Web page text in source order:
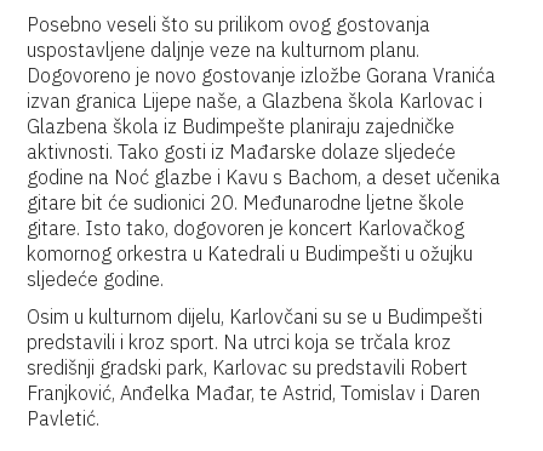
Posebno veseli što su prilikom ovog gostovanja
uspostavljene daljnje veze na kulturnom planu.
Dogovoreno je novo gostovanje izložbe Gorana Vranića
izvan granica Lijepe naše, a Glazbena škola Karlovac i
Glazbena škola iz Budimpešte planiraju zajedničke
aktivnosti. Tako gosti iz Mađarske dolaze sljedeće
godine na Noć glazbe i Kavu s Bachom, a deset učenika
gitare bit će sudionici 20. Međunarodne ljetne škole
gitare. Isto tako, dogovoren je koncert Karlovačkog
komornog orkestra u Katedrali u Budimpešti u ožujku
sljedeće godine.
Osim u kulturnom dijelu, Karlovčani su se u Budimpešti
predstavili i kroz sport. Na utrci koja se trčala kroz
središnji gradski park, Karlovac su predstavili Robert
Franjković, Anđelka Mađar, te Astrid, Tomislav i Daren
Pavletić.